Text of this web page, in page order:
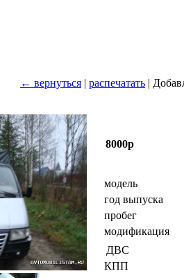
← вернуться | распечатать |
8000р
модель
год выпуска
пробег
модификация
ДВС
КПП